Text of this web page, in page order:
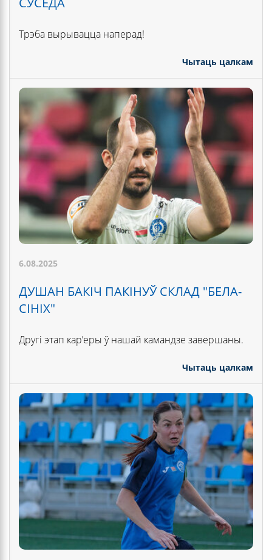
Трэба вырывацца наперад!
Чытаць цалкам
6.08.2025
ДУШАН БАКІЧ ПАКІНУЎ СКЛАД "БЕЛА-
СІНІХ"
Другі этап кар’еры ў нашай камандзе завершаны.
Чытаць цалкам